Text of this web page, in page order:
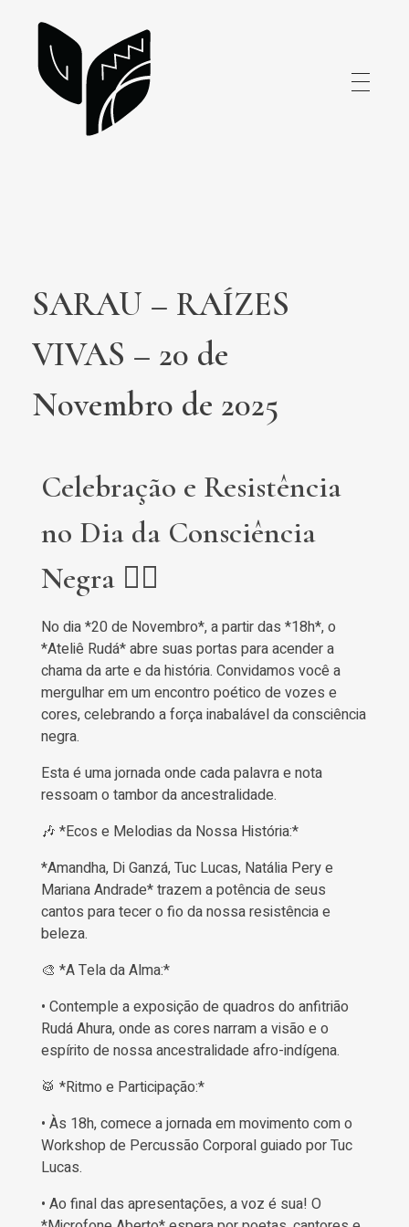
SARAU – RAÍZES
VIVAS – 20 de
Novembro de 2025
Celebração e Resistência
no Dia da Consciência
Negra ✊🏾
No dia *20 de Novembro*, a partir das *18h*, o
*Ateliê Rudá* abre suas portas para acender a
chama da arte e da história. Convidamos você a
mergulhar em um encontro poético de vozes e
cores, celebrando a força inabalável da consciência
negra.
Esta é uma jornada onde cada palavra e nota
ressoam o tambor da ancestralidade.
🎶 *Ecos e Melodias da Nossa História:*
*Amandha, Di Ganzá, Tuc Lucas, Natália Pery e
Mariana Andrade* trazem a potência de seus
cantos para tecer o fio da nossa resistência e
beleza.
🎨 *A Tela da Alma:*
• Contemple a exposição de quadros do anfitrião
Rudá Ahura, onde as cores narram a visão e o
espírito de nossa ancestralidade afro-indígena.
🥁 *Ritmo e Participação:*
• Às 18h, comece a jornada em movimento com o
Workshop de Percussão Corporal guiado por Tuc
Lucas.
• Ao final das apresentações, a voz é sua! O